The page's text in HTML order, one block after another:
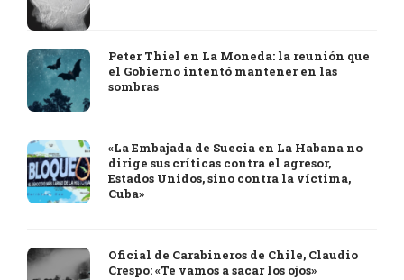
Peter Thiel en La Moneda: la reunión que
el Gobierno intentó mantener en las
sombras
«La Embajada de Suecia en La Habana no
dirige sus críticas contra el agresor,
Estados Unidos, sino contra la víctima,
Cuba»
Oficial de Carabineros de Chile, Claudio
Crespo: «Te vamos a sacar los ojos»